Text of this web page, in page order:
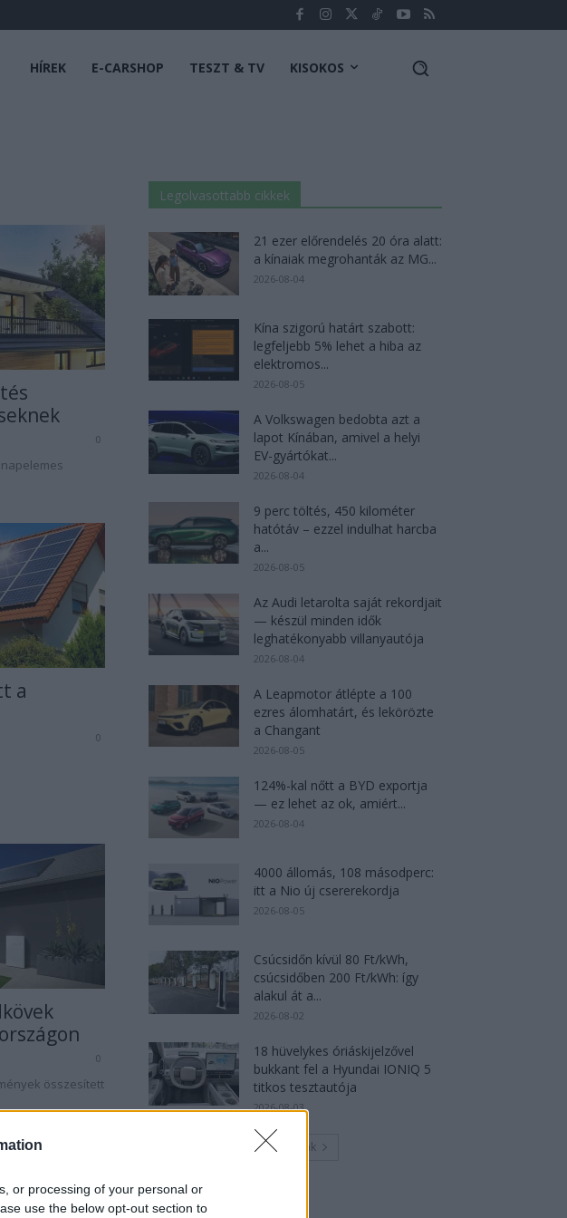
or processing of your personal or
use the below opt-out section to
HÍREK E-CARSHOP TESZT & TV KISOKOS
0
a
0
0
összesített
Legolvasottabb cikkek
21 ezer előrendelés 20 óra alatt:
a kínaiak megrohanták az MG...
2026-08-04
Kína szigorú határt szabott:
legfeljebb 5% lehet a hiba az
elektromos...
2026-08-05
A Volkswagen bedobta azt a
lapot Kínában, amivel a helyi
EV-gyártókat...
2026-08-04
9 perc töltés, 450 kilométer
hatótáv – ezzel indulhat harcba
a...
2026-08-05
Az Audi letarolta saját rekordjait
— készül minden idők
leghatékonyabb villanyautója
2026-08-04
A Leapmotor átlépte a 100
ezres álomhatárt, és lekörözte
a Changant
2026-08-05
124%-kal nőtt a BYD exportja
— ez lehet az ok, amiért...
2026-08-04
4000 állomás, 108 másodperc:
itt a Nio új csererekordja
2026-08-05
Csúcsidőn kívül 80 Ft/kWh,
csúcsidőben 200 Ft/kWh: így
alakul át a...
2026-08-02
18 hüvelykes óriáskijelzővel
bukkant fel a Hyundai IONIQ 5
titkos tesztautója
2026-08-03
Továbbiak